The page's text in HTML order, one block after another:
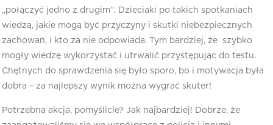
„połączyć jedno z drugim”. Dzieciaki po takich spotkaniach
wiedzą, jakie mogą być przyczyny i skutki niebezpiecznych
zachowań, i kto za nie odpowiada. Tym bardziej, że szybko
mogły wiedzę wykorzystać i utrwalić przystępując do testu.
Chętnych do sprawdzenia się było sporo, bo i motywacja była
dobra – za najlepszy wynik można wygrać skuter!
Potrzebna akcja, pomyślicie? Jak najbardziej! Dobrze, że